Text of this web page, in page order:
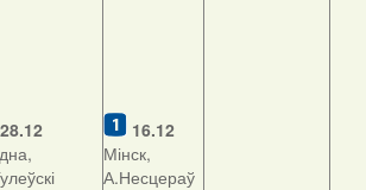
28.12
16.12
Мінск,
А.Несцераў